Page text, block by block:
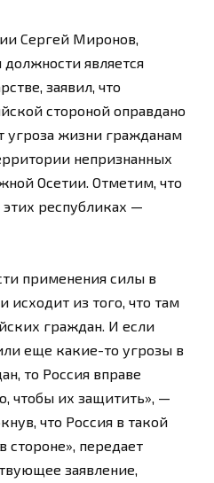
Сергей Миронов,
является
заявил, что
стороной оправдано
угроза жизни гражданам
непризнанных
Осетии. Отметим, что
республиках —
применения силы в
из того, что там
граждан. И если
еще какие-то угрозы в
то Россия вправе
чтобы их защитить», —
что Россия в такой
стороне», передает
заявление,